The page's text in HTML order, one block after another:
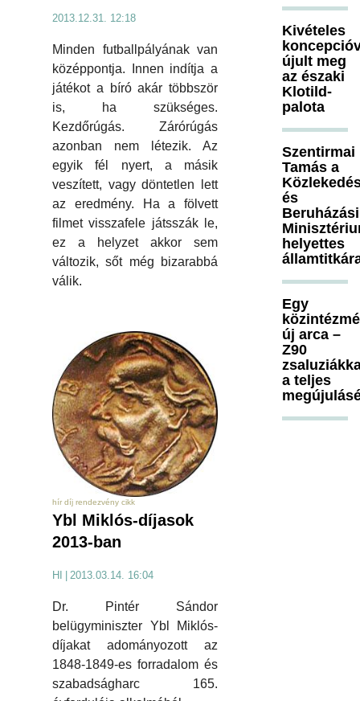
2013.12.31. 12:18
Minden futballpályának van
középpontja. Innen indítja a
játékot a bíró akár többször
is, ha szükséges.
Kezdőrúgás. Zárórúgás
azonban nem létezik. Az
egyik fél nyert, a másik
veszített, vagy döntetlen lett
az eredmény. Ha a fölvett
filmet visszafele játsszák le,
ez a helyzet akkor sem
változik, sőt még bizarabbá
válik.
hír díj rendezvény cikk
Ybl Miklós-díjasok
2013-ban
HI | 2013.03.14. 16:04
Dr. Pintér Sándor
belügyminiszter Ybl Miklós-
díjakat adományozott az
1848-1849-es forradalom és
szabadságharc 165.
Kivételes
újult meg
az északi
Klotild-
palota
Szentirmai
Tamás a
és
Beruházási
helyettes
Egy
új arca –
Z90
a teljes